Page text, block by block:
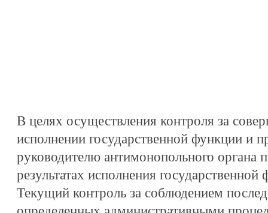
В целях осуществления контроля за
исполнении государственной функции и
руководителю антимонопольного органа
результатах исполнения государственной
Текущий контроль за соблюдением